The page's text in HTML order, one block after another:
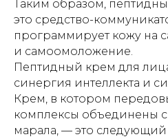
Таким образом,
это средство-
программирует кожу на
и самоомоложение.
Пептидный крем для
синергия интеллекта и
Крем, в котором
комплексы объединены с
марала, — это